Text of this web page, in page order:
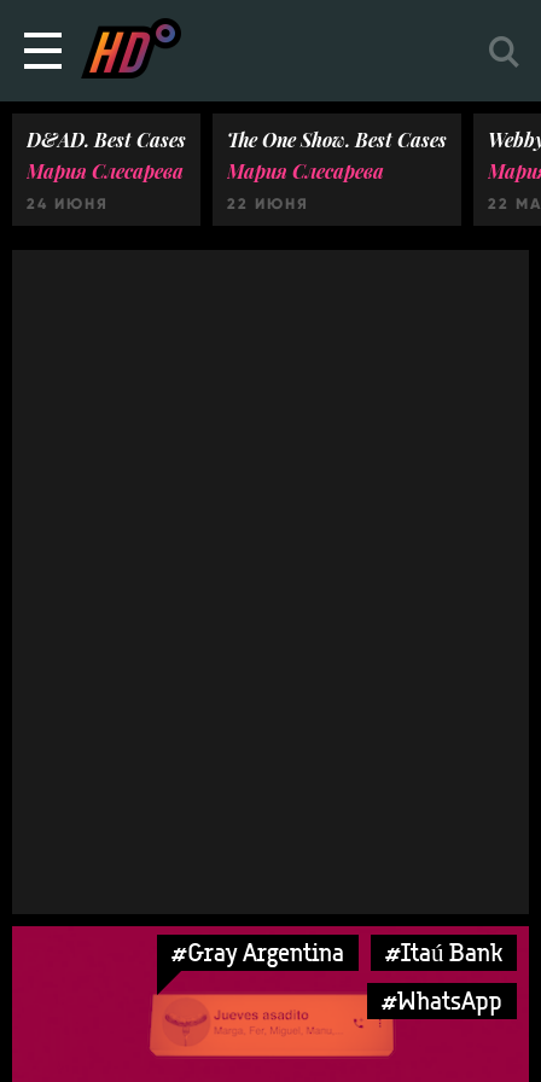
D&AD. Best Cases
Мария Слесарева
24 ИЮНЯ
The One Show. Best Cases
Мария Слесарева
22 ИЮНЯ 22
#Gray Argentina
#Itaú Bank
#WhatsApp